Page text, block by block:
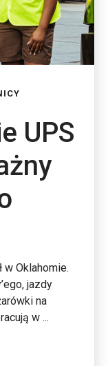
UPS
w Oklahomie.
jazdy
na
w ...